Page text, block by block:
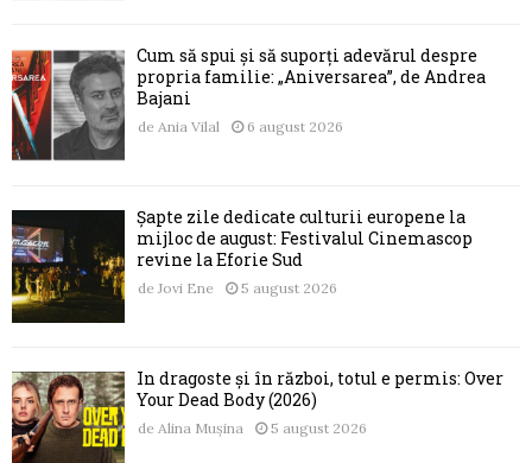
Cum să spui și să suporți adevărul despre
propria familie: „Aniversarea”, de Andrea
Bajani
de Ania Vilal 6 august 2026
Șapte zile dedicate culturii europene la
mijloc de august: Festivalul Cinemascop
revine la Eforie Sud
de Jovi Ene 5 august 2026
În dragoste și în război, totul e permis: Over
Your Dead Body (2026)
de Alina Mușina 5 august 2026